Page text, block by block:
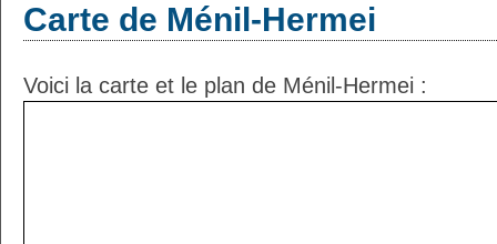
Carte de Ménil-Hermei
Voici la carte et le plan de Ménil-Hermei :